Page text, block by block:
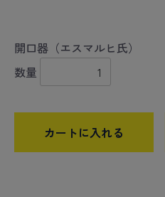
開口器（エスマルヒ氏）
数量
カートに入れる